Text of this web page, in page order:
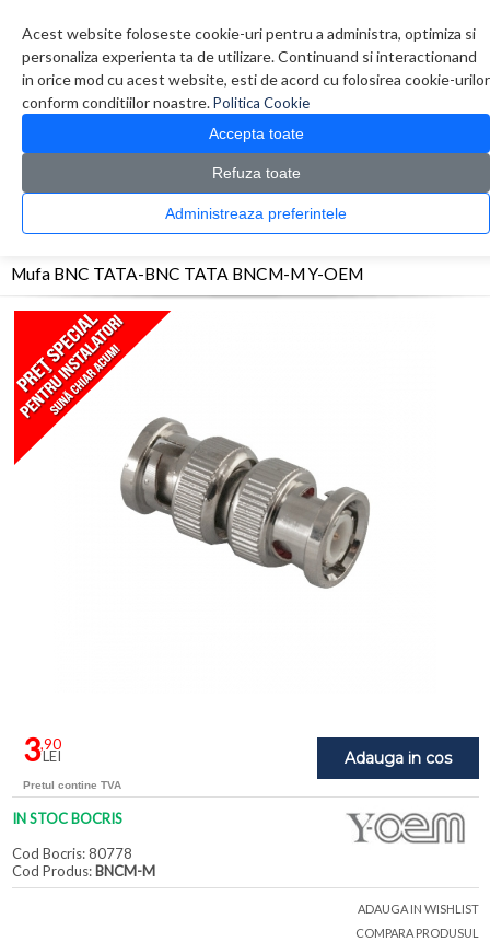
Acest website foloseste cookie-uri pentru a administra, optimiza si
personaliza experienta ta de utilizare. Continuand si interactionand
in orice mod cu acest website, esti de acord cu folosirea cookie-urilor
conform conditiilor noastre.Politica Cookie
Accepta toate
Refuza toate
Administreaza preferintele
0 produs(e)
CATALOG PRODUSE
Sisteme de supraveghere > Accesorii sisteme de supraveghere
Mufa BNC TATA-BNC TATA BNCM-M Y-OEM
Adauga in cos
3,90
LEI
Pretul contine TVA
IN STOC BOCRIS
Cod Bocris: 80778
Cod Produs: BNCM-M
ADAUGA IN WISHLIST
COMPARA PRODUSUL